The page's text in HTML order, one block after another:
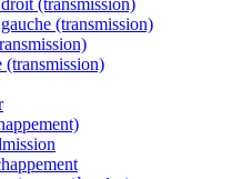
(transmission)
(transmission)
(transmission)